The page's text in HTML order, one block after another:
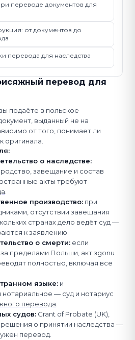
перевод для
подаёте в польское
выданный не на
от того, понимает ли
оригинала.
о наследстве:
завещание и состав
акты требуют
производство: при
отсутствии завещания
странах дело ведёт суд —
к заявлению.
о смерти: если
пределами Польши, акт зgonu
полностью, включая все
языке: и
— суд и нотариус
перевода
судов: Grant of Probate (UK),
решения о принятии наследства —
перевод.
переводе документов для
от документов до
перевода для наследства